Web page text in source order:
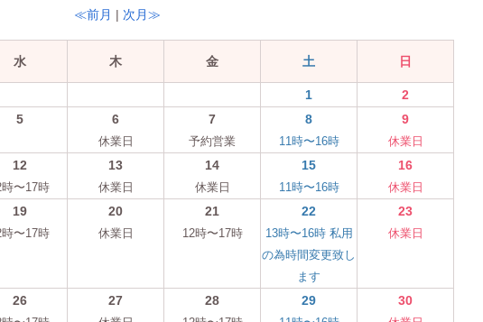
≪前月 | 次月≫
水 木 金 土 日
1
2
5 6
休業日
7
予約営業
8
11時〜16時
9
休業日
12
時〜17時
13
休業日
14
休業日
15
11時〜16時
16
休業日
19
時〜17時
20
休業日
21
12時〜17時
22
13時〜16時 私用
の為時間変更致し
ます
23
休業日
26 27 28 29 30